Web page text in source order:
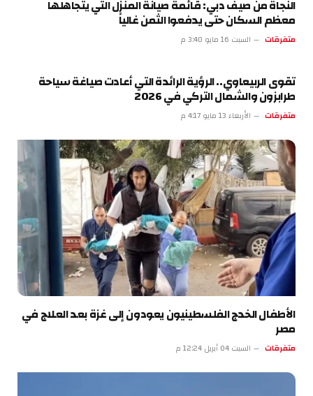
النجاة من صيف دبي: قائمة صيانة المنزل التي يتجاهلها
معظم السكان حتى يدفعوا الثمن غالياً
متفرقات السبت 16 مايو 3:40 م
تقوى الربيعاوي.. الرؤية الرائدة التي أعادت صياغة سياحة
طرابزون والشمال التركي في 2026
متفرقات الأربعاء 13 مايو 4:17 م
الأطفال الخدج الفلسطينيون يعودون إلى غزة بعد العلاج في
مصر
متفرقات السبت 04 أبريل 12:24 م